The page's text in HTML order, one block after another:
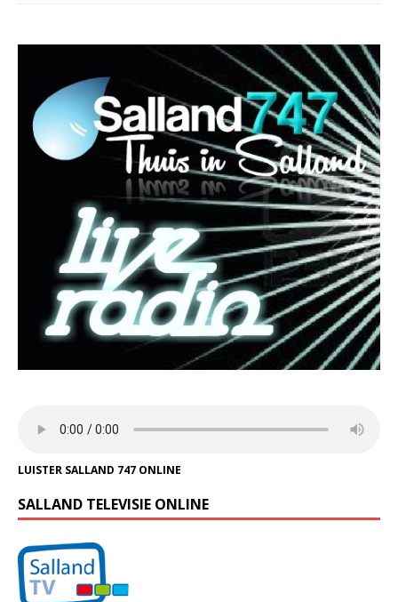
LUISTER SALLAND 747 ONLINE
SALLAND TELEVISIE ONLINE